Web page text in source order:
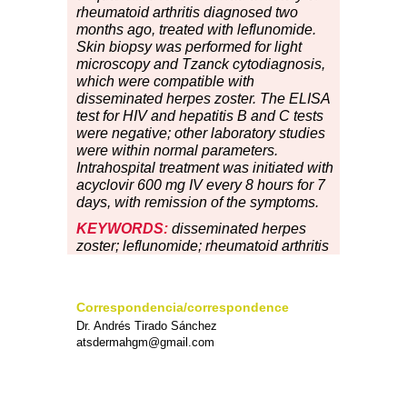
rheumatoid arthritis diagnosed two
months ago, treated with leflunomide.
Skin biopsy was performed for light
microscopy and Tzanck cytodiagnosis,
which were compatible with
disseminated herpes zoster. The ELISA
test for HIV and hepatitis B and C tests
were negative; other laboratory studies
were within normal parameters.
Intrahospital treatment was initiated with
acyclovir 600 mg IV every 8 hours for 7
days, with remission of the symptoms.
KEYWORDS: disseminated herpes
zoster; leflunomide; rheumatoid arthritis
Correspondencia/correspondence
Dr. Andrés Tirado Sánchez
atsdermahgm@gmail.com